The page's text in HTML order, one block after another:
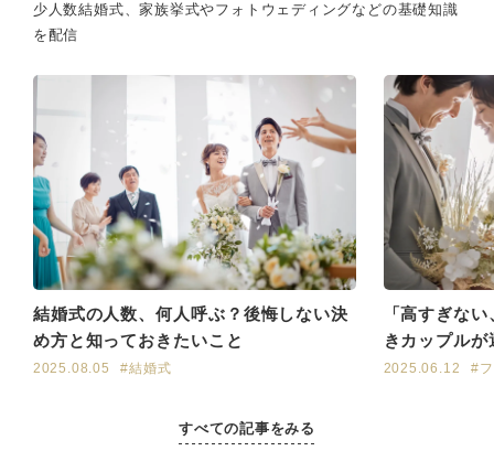
少人数結婚式、家族挙式やフォトウェディングなどの基礎知識
を配信
すべての記事をみる
結婚式の人数、何人呼ぶ？後悔しない決
め方と知っておきたいこと
2025.08.05 #結婚式
「高すぎな
きカップル
ェディング
2025.06.12 #